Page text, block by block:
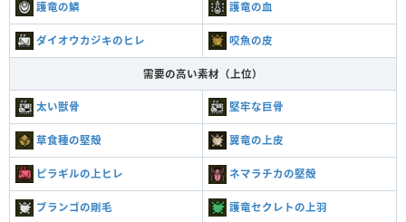
護竜の鱗 護竜の血
ダイオウカジキのヒレ 咬魚の皮
需要の高い素材（上位）
太い獣骨 堅牢な巨骨
草食種の堅殻 翼竜の上皮
ピラギルの上ヒレ ネマラチカの堅殻
ブランゴの剛毛 護竜セクレトの上羽